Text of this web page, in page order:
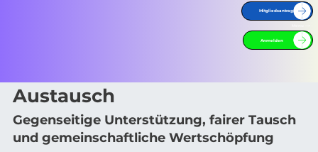
Mitgliedsantrag
Anmelden
Austausch
Gegenseitige Unterstützung, fairer Tausch
und gemeinschaftliche Wertschöpfung